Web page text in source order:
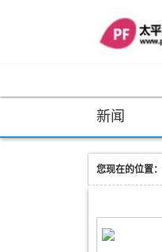
新闻
您现在的位置：